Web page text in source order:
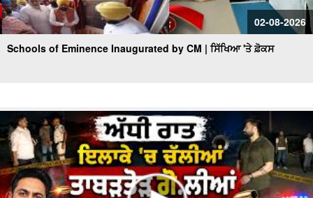
02-08-2026
Schools of Eminence Inaugurated by CM | ਸਿੱਖਿਆ 'ਤੇ ਫ਼ੋਕਸ